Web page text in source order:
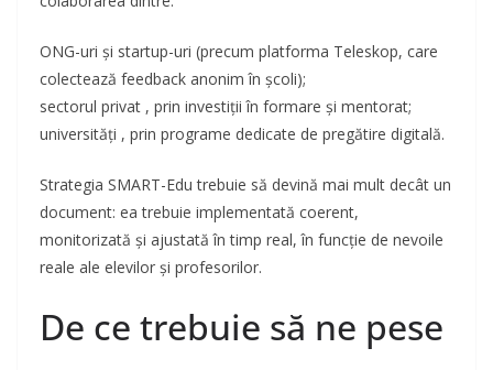
ONG-uri și startup-uri (precum platforma Teleskop, care
colectează feedback anonim în școli);
sectorul privat , prin investiții în formare și mentorat;
universități , prin programe dedicate de pregătire digitală.
Strategia SMART-Edu trebuie să devină mai mult decât un
document: ea trebuie implementată coerent,
monitorizată și ajustată în timp real, în funcție de nevoile
reale ale elevilor și profesorilor.
De ce trebuie să ne pese